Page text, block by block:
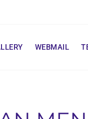
WEBMAIL